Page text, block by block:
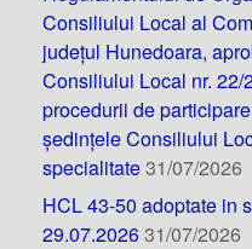
Consiliului Local al
județul Hunedoara,
Consiliului Local nr.
procedurii de
ședințele Consiliului
specialitate31/07/2026
HCL 43-50 adoptate in
29.07.202631/07/2026